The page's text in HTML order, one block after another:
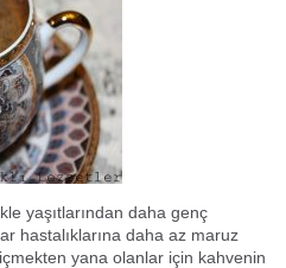
yaşıtlarından daha genç
hastalıklarına daha az maruz
yana olanlar için kahvenin